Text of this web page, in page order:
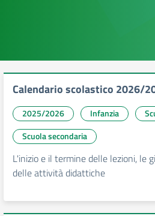
Calendario scolastico 2026/
2025/2026 Infanzia
Scuola secondaria
L'inizio e il termine delle lezioni, le
delle attività didattiche